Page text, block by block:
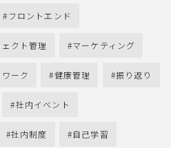
フロントエンド
クト管理 マーケティング
ーク 健康管理 振り返り
社内イベント
社内制度 自己学習